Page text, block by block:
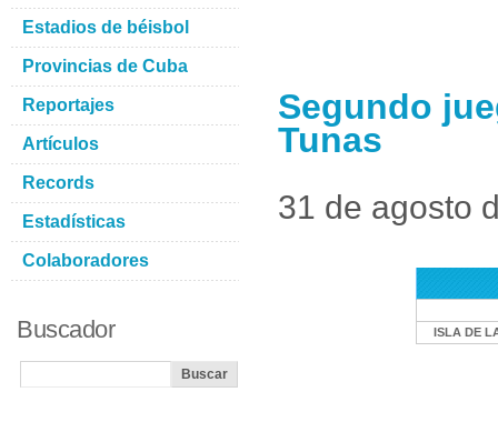
Segundo
Tunas
31 de agosto
ISLA DE
Estadios de béisbol
Provincias de Cuba
Reportajes
Artículos
Records
Estadísticas
Colaboradores
Buscador